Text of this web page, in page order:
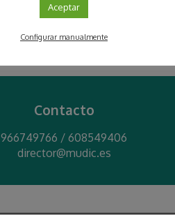
VER DETALLE
Contacto
966749766 / 608549406
director@mudic.es
Aceptar
Configurar manualmente